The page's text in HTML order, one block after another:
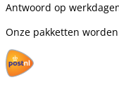
Antwoord op
Onze pakketten